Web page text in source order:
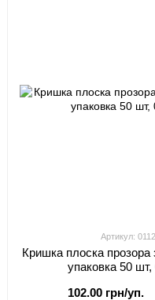
Артикул:
Кришка плоска
упаковка 50
102.00 грн/уп.